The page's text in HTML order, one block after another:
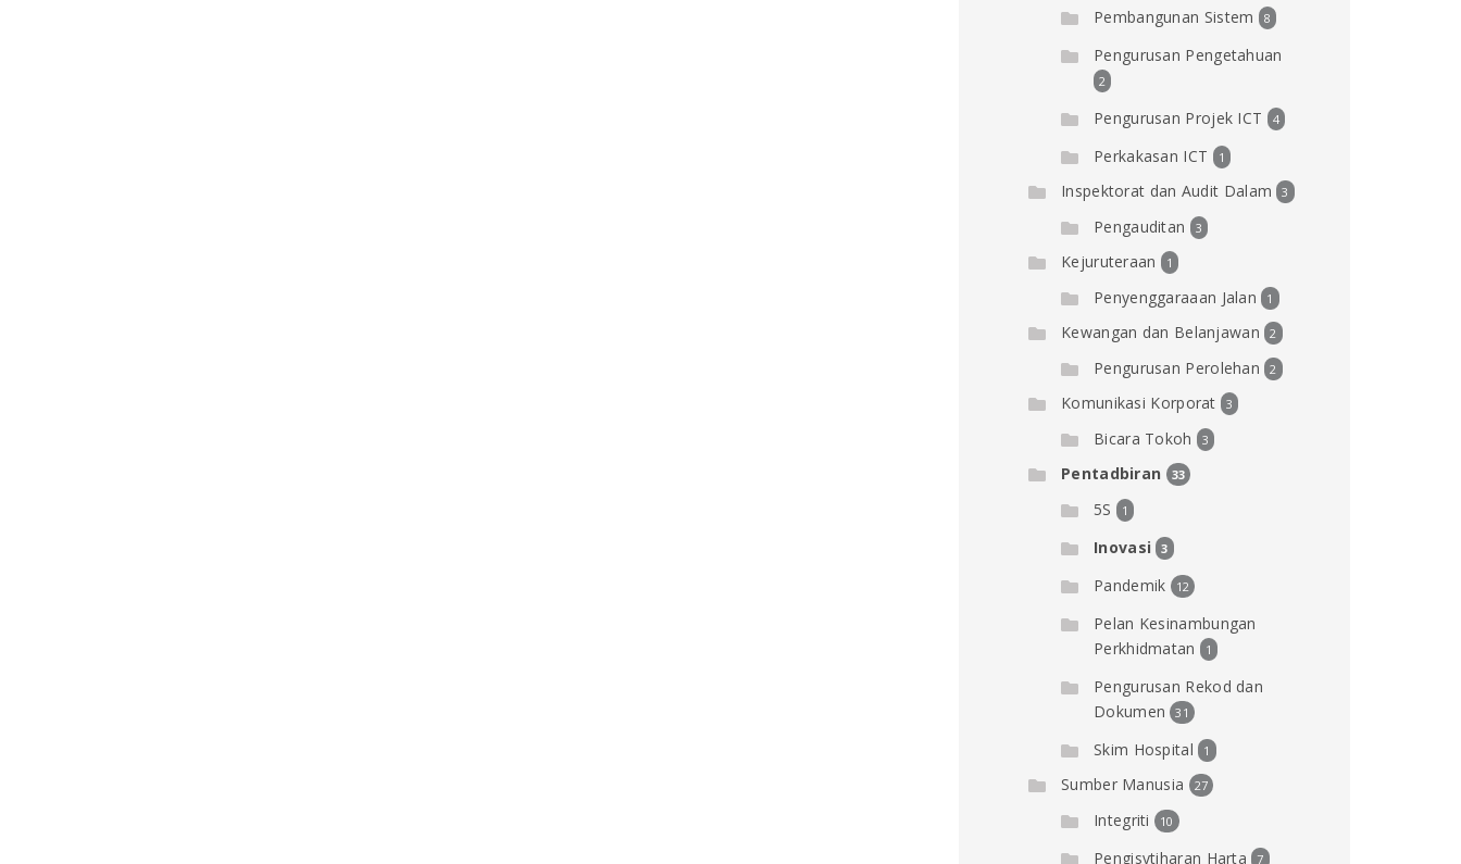
Pembangunan Sistem 8
Pengurusan Pengetahuan
2
Pengurusan Projek ICT 4
Perkakasan ICT 1
Inspektorat dan Audit Dalam 3
Pengauditan 3
Kejuruteraan 1
Penyenggaraaan Jalan 1
Kewangan dan Belanjawan 2
Pengurusan Perolehan 2
Komunikasi Korporat 3
Bicara Tokoh 3
Pentadbiran 33
5S 1
Inovasi 3
Pandemik 12
Pelan Kesinambungan
Perkhidmatan
1
Pengurusan Rekod dan
Dokumen
31
Skim Hospital 1
Sumber Manusia 27
Integriti 10
Pengisytiharan Harta 7